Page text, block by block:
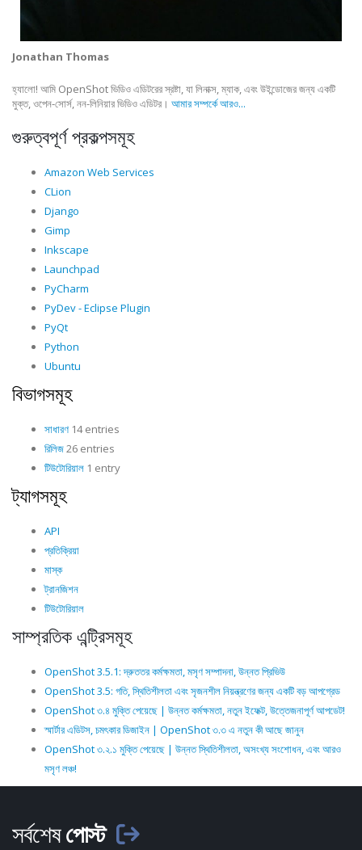
Jonathan Thomas
হ্যালো! আমি OpenShot ভিডিও এডিটরের স্রষ্টা, যা লিনাক্স, ম্যাক, এবং উইন্ডোজের জন্য একটি
মুক্ত, ওপেন-সোর্স, নন-লিনিয়ার ভিডিও এডিটর। আমার সম্পর্কে আরও...
গুরুত্বপূর্ণ প্রকল্পসমূহ
Amazon Web Services
CLion
Django
Gimp
Inkscape
Launchpad
PyCharm
PyDev - Eclipse Plugin
PyQt
Python
Ubuntu
বিভাগসমূহ
সাধারণ 14 entries
রিলিজ26 entries
টিউটোরিয়াল 1 entry
ট্যাগসমূহ
API
প্রতিক্রিয়া
মাস্ক
ট্রানজিশন
টিউটোরিয়াল
সাম্প্রতিক এন্ট্রিসমূহ
OpenShot 3.5.1: দ্রুততর কর্মক্ষমতা, মসৃণ সম্পাদনা, উন্নত প্রিভিউ
OpenShot 3.5: গতি, স্থিতিশীলতা এবং সৃজনশীল নিয়ন্ত্রণের জন্য একটি বড় আপগ্রেড
OpenShot ৩.৪ মুক্তি পেয়েছে | উন্নত কর্মক্ষমতা, নতুন ইফেক্ট, উত্তেজনাপূর্ণ আপডেট!
স্মার্টার এডিটস, চমৎকার ডিজাইন | OpenShot ৩.৩ এ নতুন কী আছে জানুন
OpenShot ৩.২.১ মুক্তি পেয়েছে | উন্নত স্থিতিশীলতা, অসংখ্য সংশোধন, এবং আরও
মসৃণ লঞ্চ!
সর্বশেষপোস্ট